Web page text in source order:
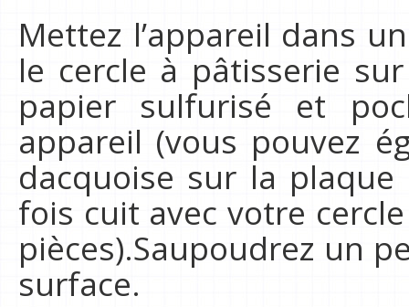
Mettez l’appareil dans
le cercle à pâtisserie
papier sulfurisé et
appareil (vous pouvez
dacquoise sur la
fois cuit avec votre
pièces).Saupoudrez un
surface.